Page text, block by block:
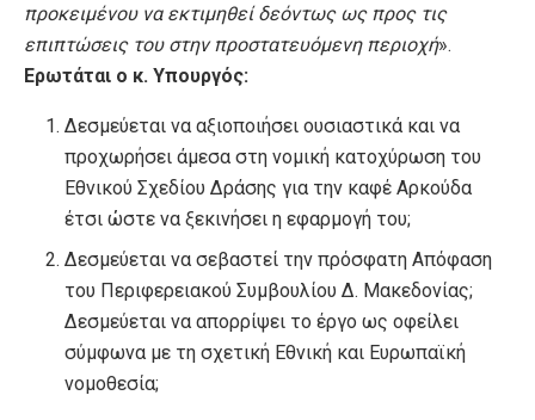
προκειμένου να εκτιμηθεί δεόντως ως προς τις
επιπτώσεις του στην προστατευόμενη περιοχή».
Ερωτάται o κ. Υπουργός:
Δεσμεύεται να αξιοποιήσει ουσιαστικά και να
προχωρήσει άμεσα στη νομική κατοχύρωση του
Εθνικού Σχεδίου Δράσης για την καφέ Αρκούδα
έτσι ώστε να ξεκινήσει η εφαρμογή του;
Δεσμεύεται να σεβαστεί την πρόσφατη Απόφαση
του Περιφερειακού Συμβουλίου Δ. Μακεδονίας;
Δεσμεύεται να απορρίψει το έργο ως οφείλει
σύμφωνα με τη σχετική Εθνική και Ευρωπαϊκή
νομοθεσία;